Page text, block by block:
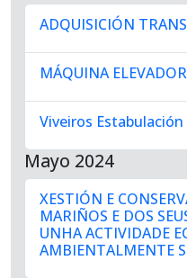
ADQUISICIÓN
MÁQUINA
Viveiros
Mayo 2024
XESTIÓN E
MARIÑOS E DOS
UNHA ACTIVIDADE
AMBIENTALMENTE